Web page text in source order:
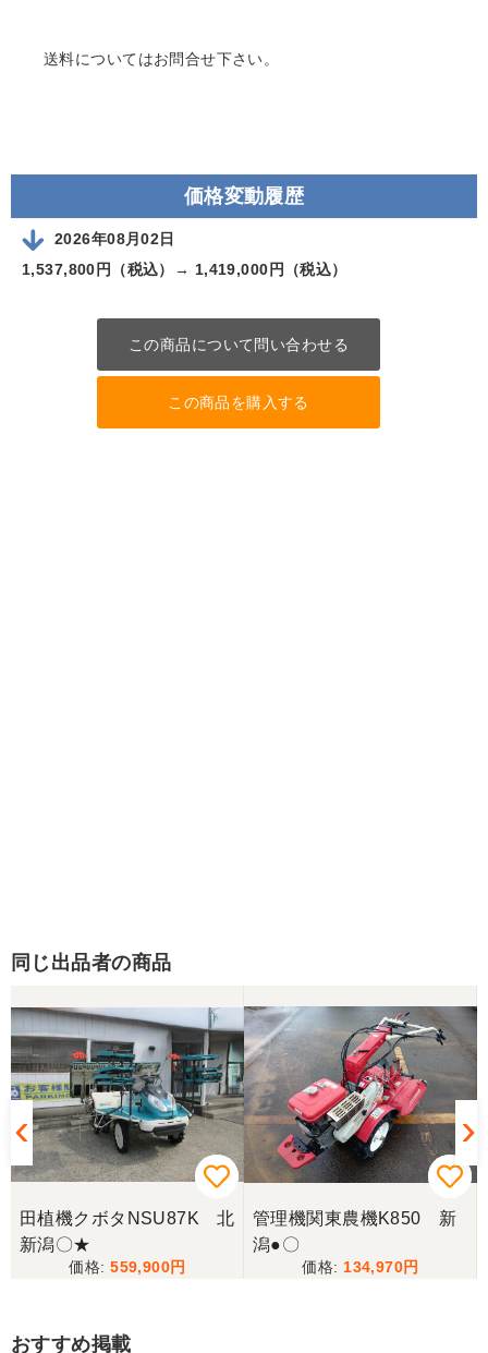
送料についてはお問合せ下さい。
価格変動履歴
2026年08月02日
1,537,800円（税込）→ 1,419,000円（税込）
この商品について問い合わせる
この商品を購入する
同じ出品者の商品
田植機クボタNSU87K 北
新潟〇★
559,900
管理機関東農機K850 新
潟●〇
134,970
おすすめ掲載